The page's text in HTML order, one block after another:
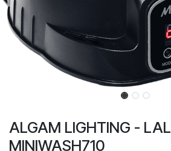
ALGAM LIGHTING - LAL
MINIWASH710